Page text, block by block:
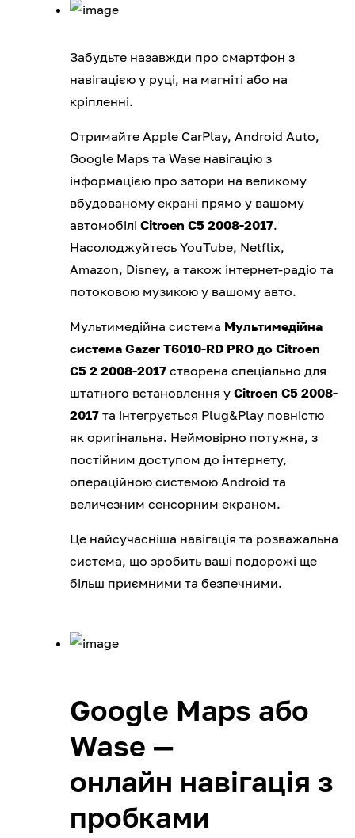
Забудьте назавжди про смартфон з
навігацією у руці, на магніті або на
кріпленні.
Отримайте Apple CarPlay, Android Auto,
Google Maps та Wase навігацію з
інформацією про затори на великому
вбудованому екрані прямо у вашому
автомобілі Citroen C5 2008-2017.
Насолоджуйтесь YouTube, Netflix,
Amazon, Disney, а також інтернет-радіо та
потоковою музикою у вашому авто.
Мультимедійна система Мультимедійна
система Gazer T6010-RD PRO до Citroen
C5 2 2008-2017 створена спеціально для
штатного встановлення у Citroen C5 2008-
2017 та інтегрується Plug&Play повністю
як оригінальна. Неймовірно потужна, з
постійним доступом до інтернету,
операційною системою Android та
величезним сенсорним екраном.
Це найсучасніша навігація та розважальна
система, що зробить ваші подорожі ще
більш приємними та безпечними.
Google Maps або
Wase —
онлайн навігація з
пробками